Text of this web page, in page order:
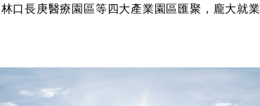
口長庚醫療園區等四大產業園區匯聚，龐大就業